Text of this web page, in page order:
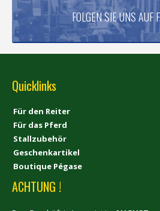
FOLGEN SIE UNS AUF
Quicklinks
Für den Reiter
Für das Pferd
Stallzubehör
Geschenkartikel
Boutique Pégase
ACHTUNG !